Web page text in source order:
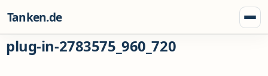
Tanken.de
plug-in-2783575_960_720